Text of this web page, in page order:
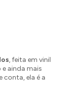
, feita em vinil
ainda mais
conta, ela é a